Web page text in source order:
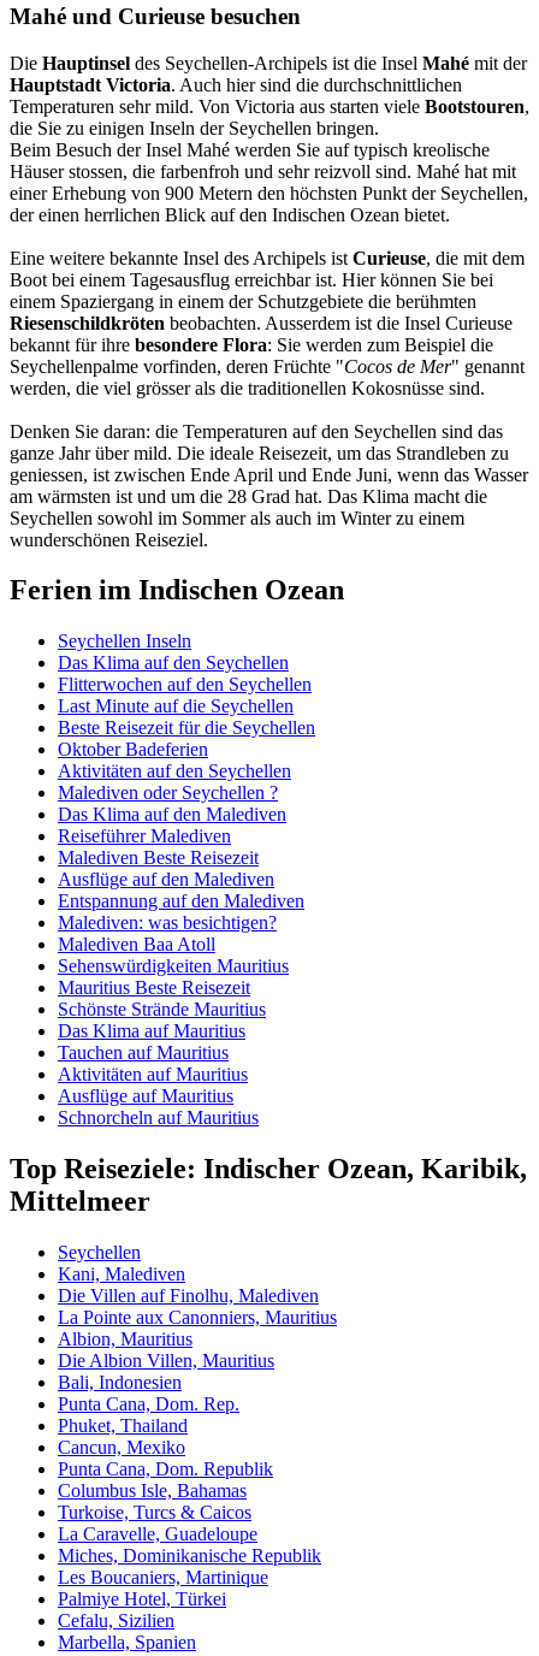
Mahé und Curieuse besuchen
Die Hauptinsel des Seychellen-Archipels ist die Insel Mahé mit der
Hauptstadt Victoria. Auch hier sind die durchschnittlichen
Temperaturen sehr mild. Von Victoria aus starten viele Bootstouren,
die Sie zu einigen Inseln der Seychellen bringen.
Beim Besuch der Insel Mahé werden Sie auf typisch kreolische
Häuser stossen, die farbenfroh und sehr reizvoll sind. Mahé hat mit
einer Erhebung von 900 Metern den höchsten Punkt der Seychellen,
der einen herrlichen Blick auf den Indischen Ozean bietet.
Eine weitere bekannte Insel des Archipels ist Curieuse, die mit dem
Boot bei einem Tagesausflug erreichbar ist. Hier können Sie bei
einem Spaziergang in einem der Schutzgebiete die berühmten
Riesenschildkröten beobachten. Ausserdem ist die Insel Curieuse
bekannt für ihre besondere Flora: Sie werden zum Beispiel die
Seychellenpalme vorfinden, deren Früchte "Cocos de Mer" genannt
werden, die viel grösser als die traditionellen Kokosnüsse sind.
Denken Sie daran: die Temperaturen auf den Seychellen sind das
ganze Jahr über mild. Die ideale Reisezeit, um das Strandleben zu
geniessen, ist zwischen Ende April und Ende Juni, wenn das Wasser
am wärmsten ist und um die 28 Grad hat. Das Klima macht die
Seychellen sowohl im Sommer als auch im Winter zu einem
wunderschönen Reiseziel.
Ferien im Indischen Ozean
Seychellen Inseln
Das Klima auf den Seychellen
Flitterwochen auf den Seychellen
Last Minute auf die Seychellen
Beste Reisezeit für die Seychellen
Oktober Badeferien
Aktivitäten auf den Seychellen
Malediven oder Seychellen ?
Das Klima auf den Malediven
Reiseführer Malediven
Malediven Beste Reisezeit
Ausflüge auf den Malediven
Entspannung auf den Malediven
Malediven: was besichtigen?
Malediven Baa Atoll
Sehenswürdigkeiten Mauritius
Mauritius Beste Reisezeit
Schönste Strände Mauritius
Das Klima auf Mauritius
Tauchen auf Mauritius
Aktivitäten auf Mauritius
Ausflüge auf Mauritius
Schnorcheln auf Mauritius
Top Reiseziele: Indischer Ozean, Karibik,
Mittelmeer
Seychellen
Kani, Malediven
Die Villen auf Finolhu, Malediven
La Pointe aux Canonniers, Mauritius
Albion, Mauritius
Die Albion Villen, Mauritius
Bali, Indonesien
Punta Cana, Dom. Rep.
Phuket, Thailand
Cancun, Mexiko
Punta Cana, Dom. Republik
Columbus Isle, Bahamas
Turkoise, Turcs & Caicos
La Caravelle, Guadeloupe
Miches, Dominikanische Republik
Les Boucaniers, Martinique
Palmiye Hotel, Türkei
Cefalu, Sizilien
Marbella, Spanien